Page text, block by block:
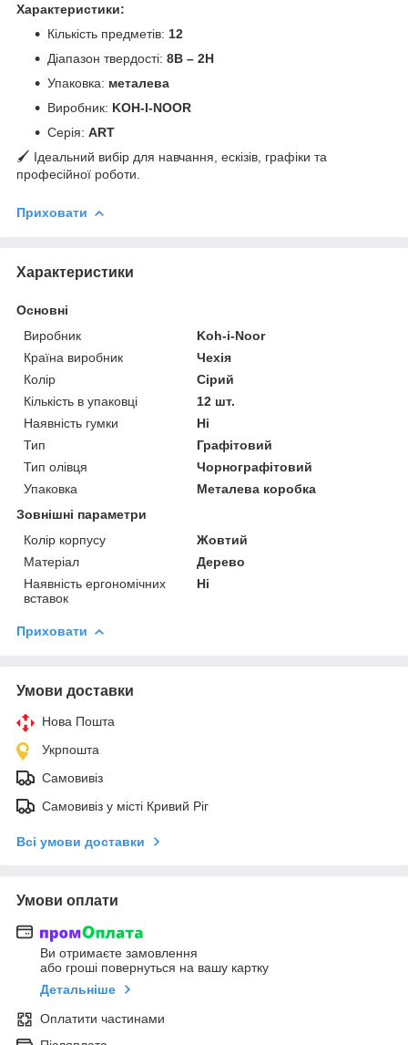
Характеристики:
Кількість предметів: 12
Діапазон твердості: 8B – 2H
Упаковка: металева
Виробник: KOH-I-NOOR
Серія: ART
🖌 Ідеальний вибір для навчання, ескізів, графіки та
професійної роботи.
Приховати
Характеристики
Основні
Виробник
Koh-i-Noor
Країна виробник
Чехія
Колір
Сірий
Кількість в упаковці
12 шт.
Наявність гумки
Ні
Тип
Графітовий
Тип олівця
Чорнографітовий
Упаковка
Металева коробка
Зовнішні параметри
Колір корпусу
Жовтий
Матеріал
Дерево
Наявність ергономічних
вставок
Ні
Приховати
Умови доставки
Нова Пошта
Укрпошта
Самовивіз
Самовивіз у місті Кривий Ріг
Всі умови доставки
Умови оплати
Ви отримаєте замовлення
або гроші повернуться на вашу картку
Детальніше
Оплатити частинами